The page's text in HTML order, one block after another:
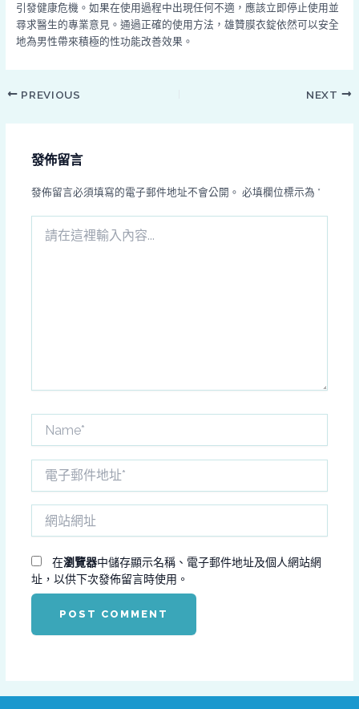
引發健康危機。如果在使用過程中出現任何不適，應該立即停止使用並
尋求醫生的專業意見。通過正確的使用方法，雄贊膜衣錠依然可以安全
地為男性帶來積極的性功能改善效果。
PREVIOUS NEXT
發佈留言
發佈留言必須填寫的電子郵件地址不會公開。 必填欄位標示為 *
*址
在瀏覽器中儲存顯示名稱、電子郵件地址及個人網站網
址，以供下次發佈留言時使用。